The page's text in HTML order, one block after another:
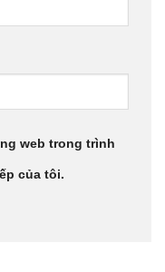
web trong trình
của tôi.